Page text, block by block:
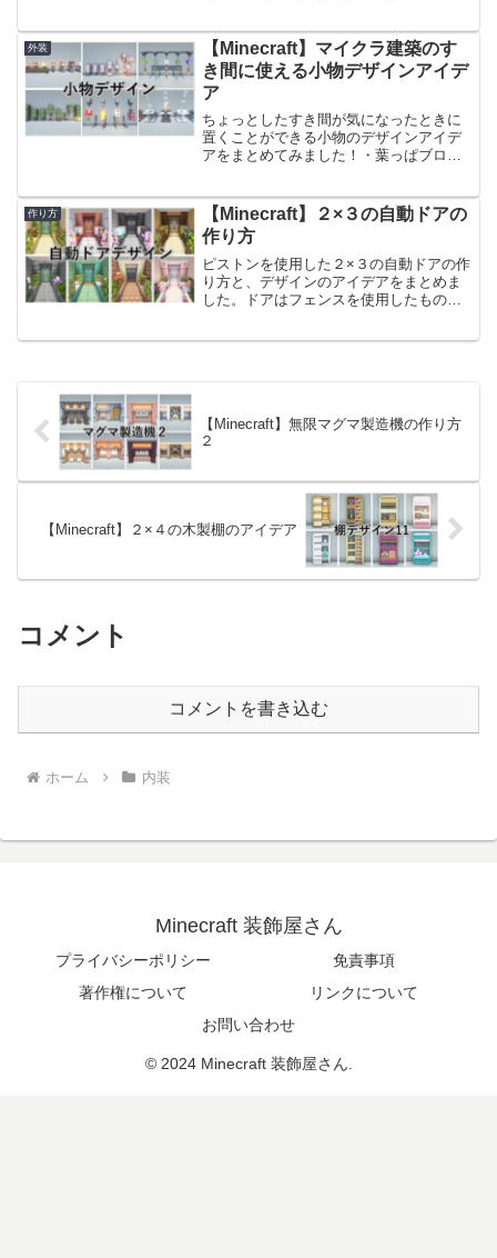
棚ブロックをメインに使用しているの
で、棚ブロックの木材別にご...
外装
【Minecraft】マイクラ建築のす
き間に使える小物デザインアイデ
ア
ちょっとしたすき間が気になったときに
置くことができる小物のデザインアイデ
アをまとめてみました！・葉っぱブロッ
い時に使うことができる吊り下げ式の装
飾が含まれます。建築の際、廊下に何も
なかったり、光源が松明だけだと物足り
なかったりするので小物のデザインとし
てまとめてみました。小さなものが多い
ので、外装・内装どちらでも使いやすい
作り方
【Minecraft】２×３の自動ドアの
作り方
ピストンを使用した２×３の自動ドアの作
り方と、デザインのアイデアをまとめま
した。ドアはフェンスを使用したもの、
【Minecraft】無限マグマ製造機の作り方
２
【Minecraft】２×４の木製棚のアイデア
コメント
コメントを書き込む
ホーム 内装
Minecraft 装飾屋さん
プライバシーポリシー
免責事項
著作権について
リンクについて
お問い合わせ
© 2024 Minecraft 装飾屋さん.